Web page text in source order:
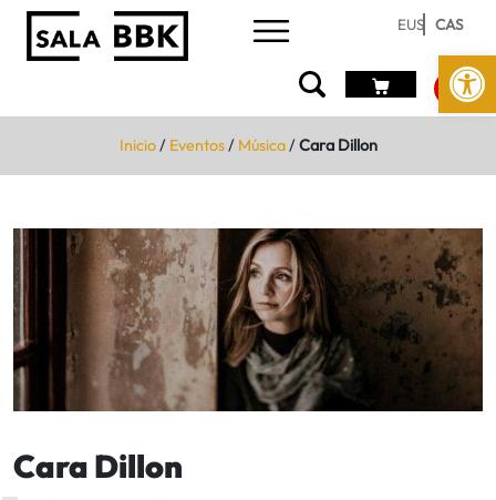
Abrir
EUS CAS
Inicio/ Eventos/ Música/Cara Dillon
Cara Dillon